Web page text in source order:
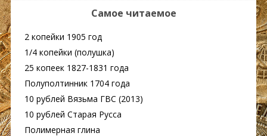
Самое читаемое
2 копейки 1905 год
1/4 копейки (полушка)
25 копеек 1827-1831 года
Полуполтинник 1704 года
10 рублей Вязьма ГВС (2013)
10 рублей Старая Русса
Полимерная глина